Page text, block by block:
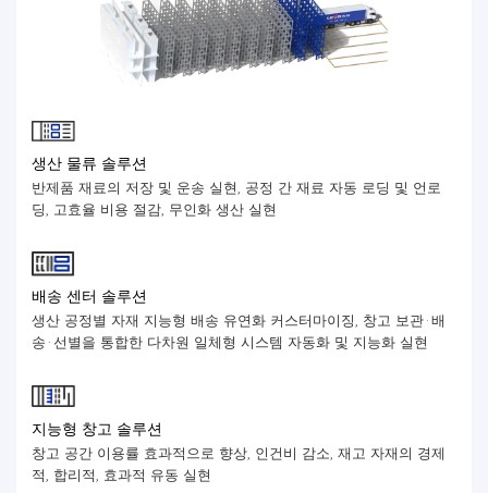
생산 물류 솔루션
반제품 재료의 저장 및 운송 실현, 공정 간 재료 자동 로딩 및 언로
딩, 고효율 비용 절감, 무인화 생산 실현
배송 센터 솔루션
생산 공정별 자재 지능형 배송 유연화 커스터마이징, 창고 보관·배
송·선별을 통합한 다차원 일체형 시스템 자동화 및 지능화 실현
지능형 창고 솔루션
창고 공간 이용률 효과적으로 향상, 인건비 감소, 재고 자재의 경제
적, 합리적, 효과적 유동 실현